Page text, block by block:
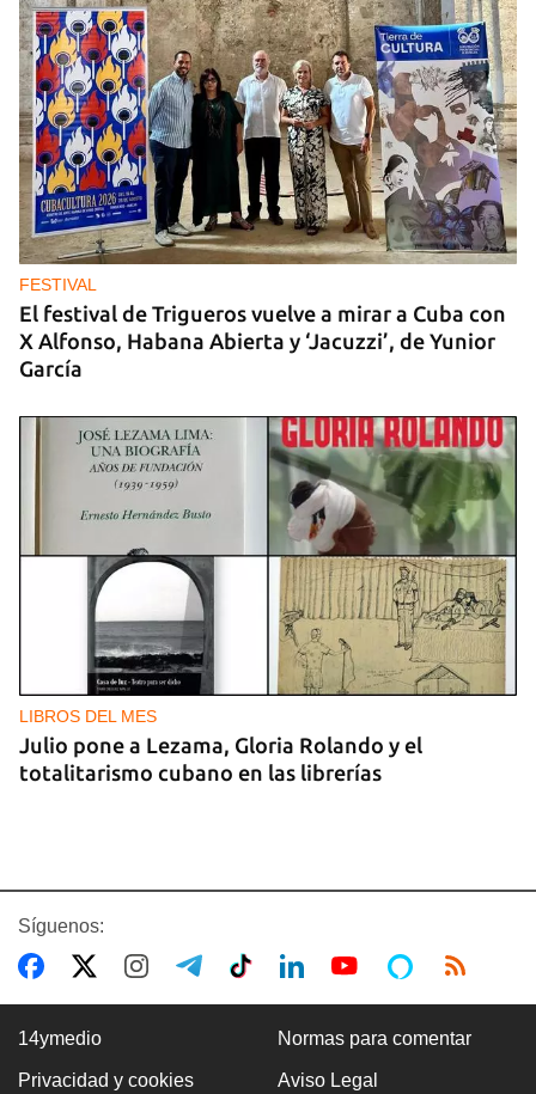
FESTIVAL
El festival de Trigueros vuelve a mirar a Cuba con
X Alfonso, Habana Abierta y ‘Jacuzzi’, de Yunior
García
LIBROS DEL MES
Julio pone a Lezama, Gloria Rolando y el
totalitarismo cubano en las librerías
Síguenos:
14ymedio Normas para comentar
Privacidad y cookies Aviso Legal